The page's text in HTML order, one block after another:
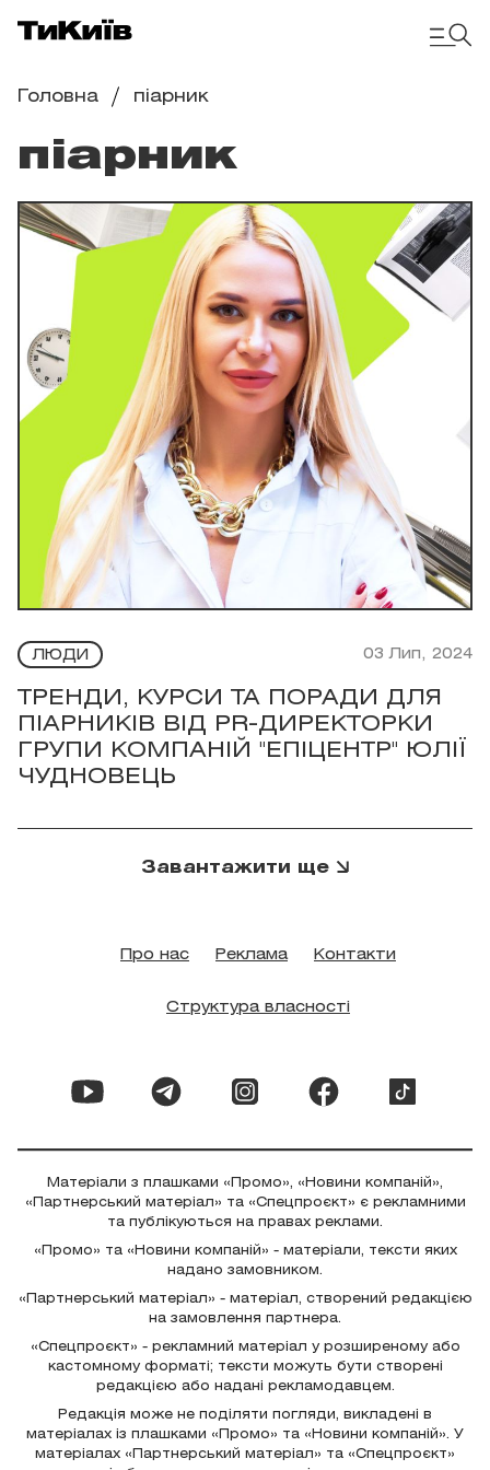
Головна піарник
піарник
ЛЮДИ 03 Лип, 2024
ТРЕНДИ, КУРСИ ТА ПОРАДИ ДЛЯ
ПІАРНИКІВ ВІД PR-ДИРЕКТОРКИ
ГРУПИ КОМПАНІЙ "ЕПІЦЕНТР" ЮЛІЇ
ЧУДНОВЕЦЬ
Завантажити ще
Про нас Реклама Контакти
Структура власності
Матеріали з плашками «Промо», «Новини компаній»,
«Партнерський матеріал» та «Спецпроєкт» є рекламними
та публікуються на правах реклами.
«Промо» та «Новини компаній» - матеріали, тексти яких
надано замовником.
«Партнерський матеріал» - матеріал, створений редакцією
на замовлення партнера.
«Спецпроєкт» - рекламний матеріал у розширеному або
кастомному форматі; тексти можуть бути створені
редакцією або надані рекламодавцем.
Редакція може не поділяти погляди, викладені в
матеріалах із плашками «Промо» та «Новини компаній». У
матеріалах «Партнерський матеріал» та «Спецпроєкт»